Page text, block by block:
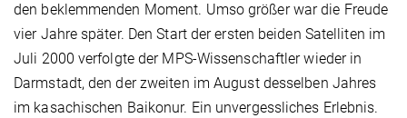
den beklemmenden Moment. Umso größer war die Freude
vier Jahre später. Den Start der ersten beiden Satelliten im
Juli 2000 verfolgte der MPS-Wissenschaftler wieder in
Darmstadt, den der zweiten im August desselben Jahres
im kasachischen Baikonur. Ein unvergessliches Erlebnis.